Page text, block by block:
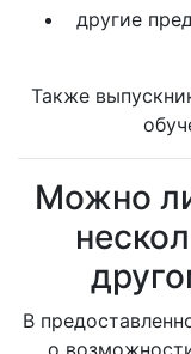
другие
Также
Можно
В
о